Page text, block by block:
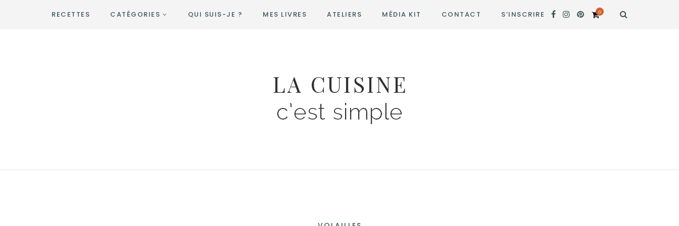
RECETTES CATÉGORIES QUI SUIS-JE ? MES LIVRES ATELIERS MÉDIA KIT CONTACT S’INSCRIRE 0